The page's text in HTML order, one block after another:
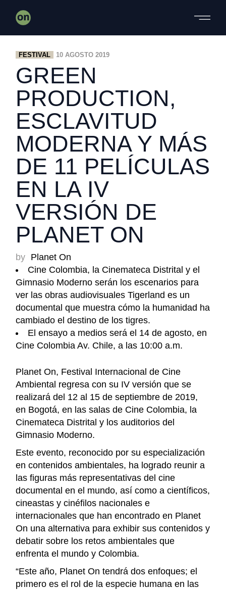
FESTIVAL 10 AGOSTO 2019
GREEN
PRODUCTION,
ESCLAVITUD
MODERNA Y MÁS
DE 11 PELÍCULAS
EN LA IV
VERSIÓN DE
PLANET ON
by Planet On
Cine Colombia, la Cinemateca Distrital y el
Gimnasio Moderno serán los escenarios para
ver las obras audiovisuales Tigerland es un
documental que muestra cómo la humanidad ha
cambiado el destino de los tigres.
El ensayo a medios será el 14 de agosto, en
Cine Colombia Av. Chile, a las 10:00 a.m.
Planet On, Festival Internacional de Cine
Ambiental regresa con su IV versión que se
realizará del 12 al 15 de septiembre de 2019,
en Bogotá, en las salas de Cine Colombia, la
Cinemateca Distrital y los auditorios del
Gimnasio Moderno.
Este evento, reconocido por su especialización
en contenidos ambientales, ha logrado reunir a
las figuras más representativas del cine
documental en el mundo, así como a científicos,
cineastas y cinéfilos nacionales e
internacionales que han encontrado en Planet
On una alternativa para exhibir sus contenidos y
debatir sobre los retos ambientales que
enfrenta el mundo y Colombia.
“Este año, Planet On tendrá dos enfoques; el
primero es el rol de la especie humana en las